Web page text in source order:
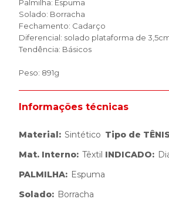
Palmilha: Espuma
Solado: Borracha
Fechamento: Cadarço
Diferencial: solado plataforma de
Tendência: Básicos
Peso: 891g
Informações técnicas
Material: Sintético
Mat. Interno: Têxtil
PALMILHA: Espuma
Solado: Borracha
Tipo de
INDICADO: